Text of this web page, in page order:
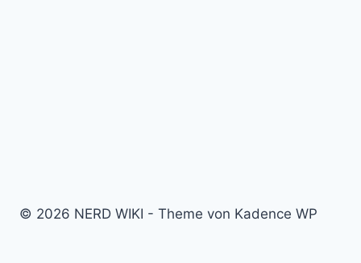
© 2026 NERD WIKI - Theme von Kadence WP